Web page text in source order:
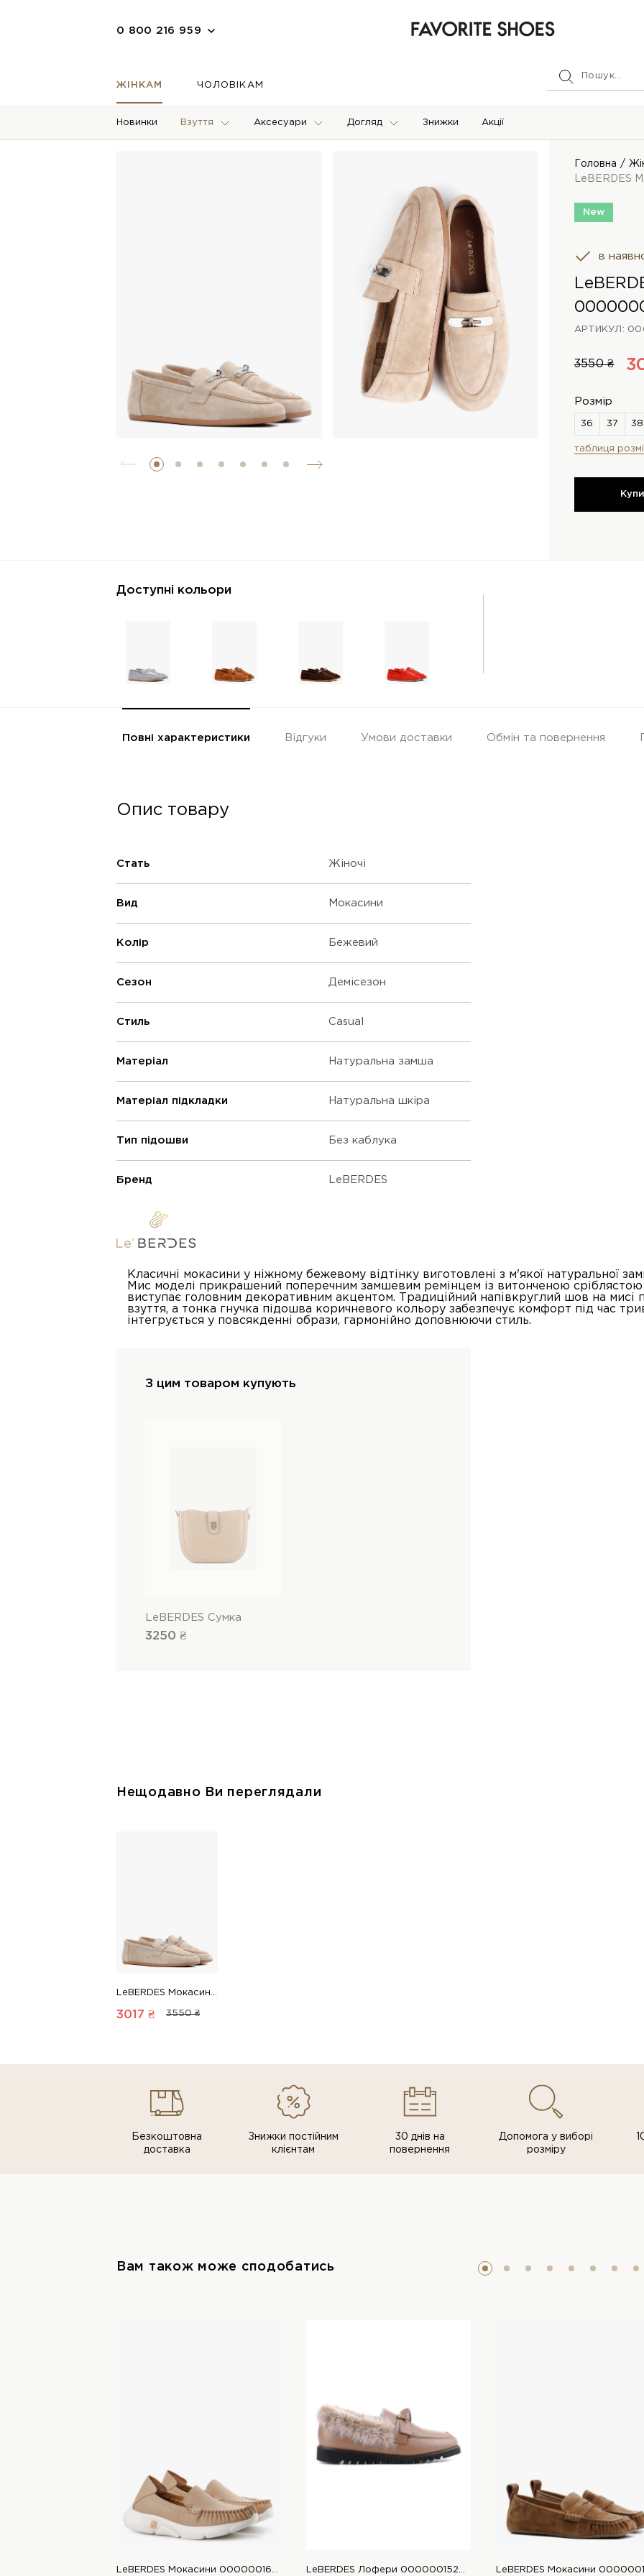
0 800 216 959
ЖІНКАМ ЧОЛОВІКАМ
Новинки Взуття Аксесуари Догляд Знижки Акції
Головна
LeBERDES
New
в
АРТИКУЛ:
3550 ₴
Розмір
таблиця
Доступні кольори
Повні характеристики Відгуки Умови доставки Обмін та повернення
Опис товару
Стать Жіночі
Вид Мокасини
Колір Бежевий
Сезон Демісезон
Стиль Casual
Матеріал Натуральна замша
Матеріал підкладки Натуральна шкіра
Тип підошви Без каблука
Бренд LeBERDES
Класичні мокасини у ніжному бежевому відтінку виготовлені з м'якої натуральної
Мис моделі прикрашений поперечним замшевим ремінцем із витонченою
виступає головним декоративним акцентом. Традиційний напівкруглий шов на мисі
взуття, а тонка гнучка підошва коричневого кольору забезпечує комфорт під час
інтегрується у повсякденні образи, гармонійно доповнюючи стиль.
З цим товаром купують
LeBERDES Сумка
3250 ₴
Нещодавно Ви переглядали
3017 ₴ 3550 ₴
Безкоштовна
доставка
Знижки постiйним
клiєнтам
30 днів на
повернення
Допомога у виборі
розміру
Вам також може сподобатись
LeBERDES Мокасини 00000016824 1 Магазин взуття “Favorite Shoes” LeBERDES Лофери 00000015200 1 Магазин взуття “Favorite Shoes”